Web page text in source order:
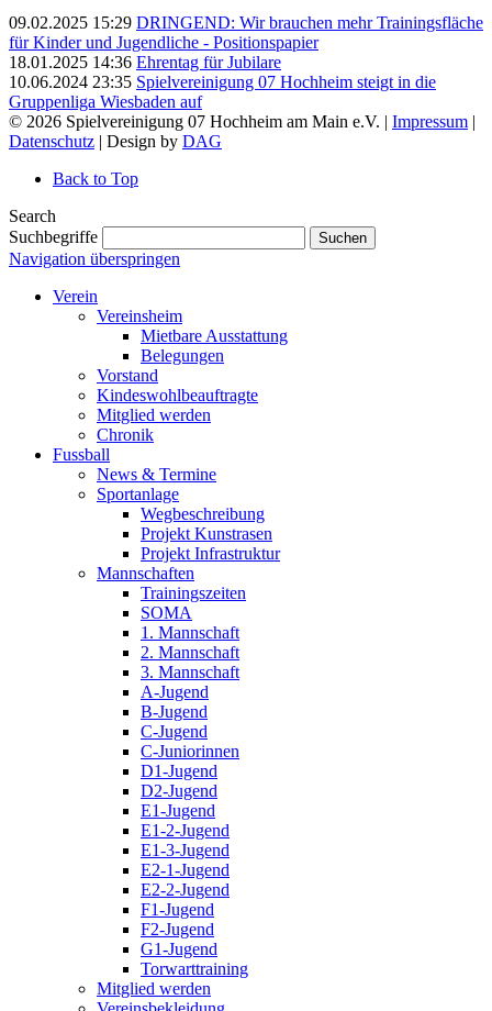
09.02.2025 15:29 DRINGEND: Wir brauchen mehr Trainingsfläche
für Kinder und Jugendliche - Positionspapier
18.01.2025 14:36 Ehrentag für Jubilare
10.06.2024 23:35 Spielvereinigung 07 Hochheim steigt in die
Gruppenliga Wiesbaden auf
© 2026 Spielvereinigung 07 Hochheim am Main e.V. | Impressum |
Datenschutz | Design by DAG
Back to Top
Search
Suchbegriffe
Suchen
Navigation überspringen
Verein
Vereinsheim
Mietbare Ausstattung
Belegungen
Vorstand
Kindeswohlbeauftragte
Mitglied werden
Chronik
Fussball
News & Termine
Sportanlage
Wegbeschreibung
Projekt Kunstrasen
Projekt Infrastruktur
Mannschaften
Trainingszeiten
SOMA
1. Mannschaft
2. Mannschaft
3. Mannschaft
A-Jugend
B-Jugend
C-Jugend
C-Juniorinnen
D1-Jugend
D2-Jugend
E1-Jugend
E1-2-Jugend
E1-3-Jugend
E2-1-Jugend
E2-2-Jugend
F1-Jugend
F2-Jugend
G1-Jugend
Torwarttraining
Mitglied werden